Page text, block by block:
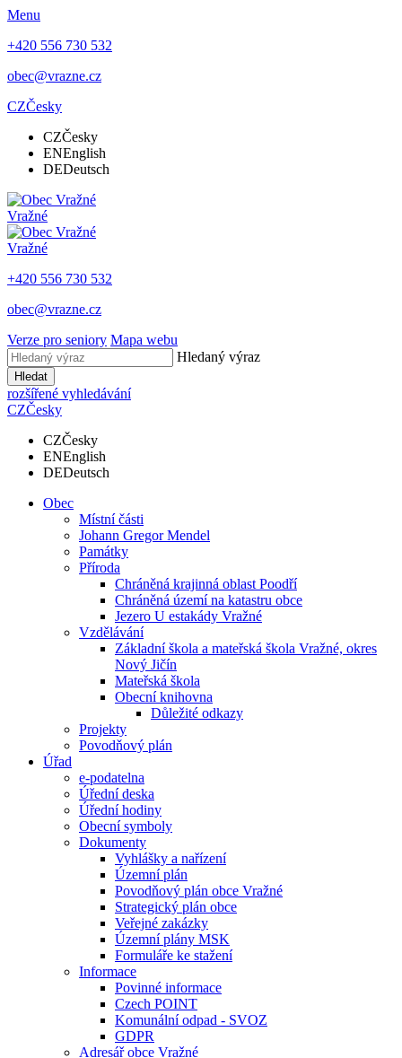
Menu
+420 556 730 532
obec@vrazne.cz
CZČesky
CZČesky
ENEnglish
DEDeutsch
Vražné
Vražné
+420 556 730 532
obec@vrazne.cz
Verze pro seniory Mapa webu
Hledaný výraz
Hledat
rozšířené vyhledávání
CZČesky
CZČesky
ENEnglish
DEDeutsch
Obec
Místní části
Johann Gregor Mendel
Památky
Příroda
Chráněná krajinná oblast Poodří
Chráněná území na katastru obce
Jezero U estakády Vražné
Vzdělávání
Základní škola a mateřská škola Vražné, okres
Nový Jičín
Mateřská škola
Obecní knihovna
Důležité odkazy
Projekty
Povodňový plán
Úřad
e-podatelna
Úřední deska
Úřední hodiny
Obecní symboly
Dokumenty
Vyhlášky a nařízení
Územní plán
Povodňový plán obce Vražné
Strategický plán obce
Veřejné zakázky
Územní plány MSK
Formuláře ke stažení
Informace
Povinné informace
Czech POINT
Komunální odpad - SVOZ
GDPR
Adresář obce Vražné